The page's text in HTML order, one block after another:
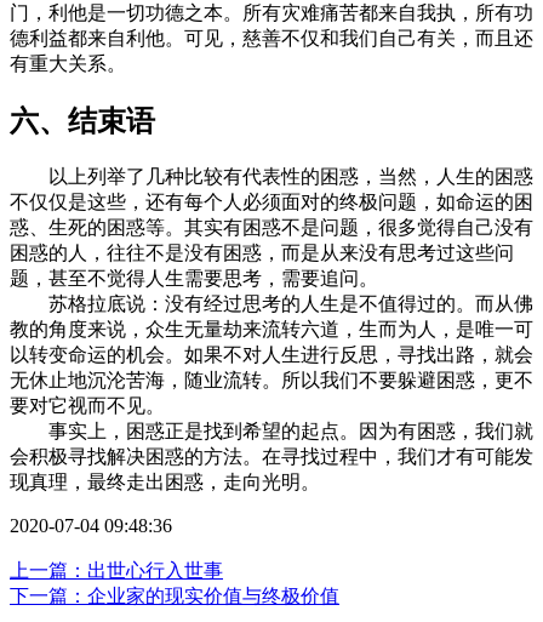
门，利他是一切功德之本。所有灾难痛苦都来自我执，所有功
德利益都来自利他。可见，慈善不仅和我们自己有关，而且还
有重大关系。
六、结束语
以上列举了几种比较有代表性的困惑，当然，人生的困惑
不仅仅是这些，还有每个人必须面对的终极问题，如命运的困
惑、生死的困惑等。其实有困惑不是问题，很多觉得自己没有
困惑的人，往往不是没有困惑，而是从来没有思考过这些问
题，甚至不觉得人生需要思考，需要追问。
苏格拉底说：没有经过思考的人生是不值得过的。而从佛
教的角度来说，众生无量劫来流转六道，生而为人，是唯一可
以转变命运的机会。如果不对人生进行反思，寻找出路，就会
无休止地沉沦苦海，随业流转。所以我们不要躲避困惑，更不
要对它视而不见。
事实上，困惑正是找到希望的起点。因为有困惑，我们就
会积极寻找解决困惑的方法。在寻找过程中，我们才有可能发
现真理，最终走出困惑，走向光明。
2020-07-04 09:48:36
上一篇：出世心行入世事
下一篇：企业家的现实价值与终极价值